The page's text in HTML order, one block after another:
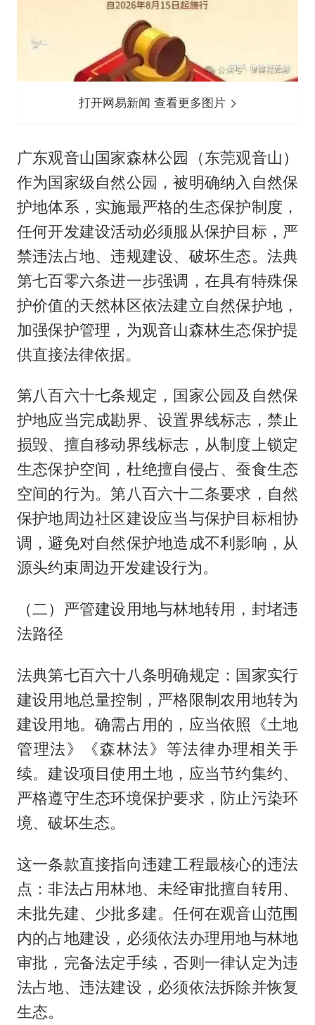
打开网易新闻 查看更多图片
广东观音山国家森林公园（东莞观音山）
作为国家级自然公园，被明确纳入自然保
护地体系，实施最严格的生态保护制度，
任何开发建设活动必须服从保护目标，严
禁违法占地、违规建设、破坏生态。法典
第七百零六条进一步强调，在具有特殊保
护价值的天然林区依法建立自然保护地，
加强保护管理，为观音山森林生态保护提
供直接法律依据。
第八百六十七条规定，国家公园及自然保
护地应当完成勘界、设置界线标志，禁止
损毁、擅自移动界线标志，从制度上锁定
生态保护空间，杜绝擅自侵占、蚕食生态
空间的行为。第八百六十二条要求，自然
保护地周边社区建设应当与保护目标相协
调，避免对自然保护地造成不利影响，从
源头约束周边开发建设行为。
（二）严管建设用地与林地转用，封堵违
法路径
法典第七百六十八条明确规定：国家实行
建设用地总量控制，严格限制农用地转为
建设用地。确需占用的，应当依照《土地
管理法》《森林法》等法律办理相关手
续。建设项目使用土地，应当节约集约、
严格遵守生态环境保护要求，防止污染环
境、破坏生态。
这一条款直接指向违建工程最核心的违法
点：非法占用林地、未经审批擅自转用、
未批先建、少批多建。任何在观音山范围
内的占地建设，必须依法办理用地与林地
审批，完备法定手续，否则一律认定为违
法占地、违法建设，必须依法拆除并恢复
生态。